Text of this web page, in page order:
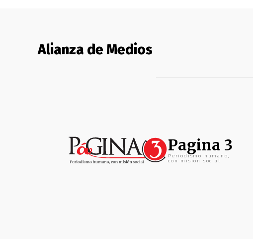
Alianza de Medios
Pagina 3
Periodismo humano,
con mision social